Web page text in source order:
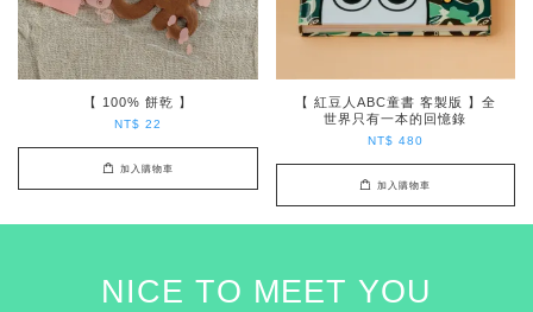
【 100% 餅乾 】
NT$ 22
加入購物車
【 紅豆人ABC童書 客製版 】全
世界只有一本的回憶錄
NT$ 480
加入購物車
NICE TO MEET YOU